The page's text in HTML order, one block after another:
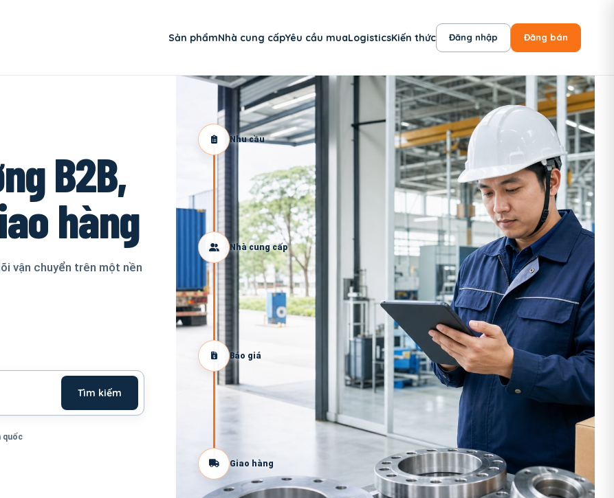
Sản phẩmNhà cung cấpYêu cầu muaLogisticsKiến thức Đăng nhập Đăng bán
B2B,
hàng
vận chuyển trên một nền
Tìm kiếm
quốc
Nhu cầu
Nhà cung cấp
Báo giá
Giao hàng